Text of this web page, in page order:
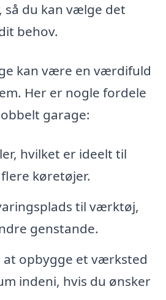
så du kan vælge det
behov.
kan være en værdifuld
Her er nogle fordele
garage:
hvilket er ideelt til
køretøjer.
til værktøj,
genstande.
at opbygge et værksted
indeni, hvis du ønsker